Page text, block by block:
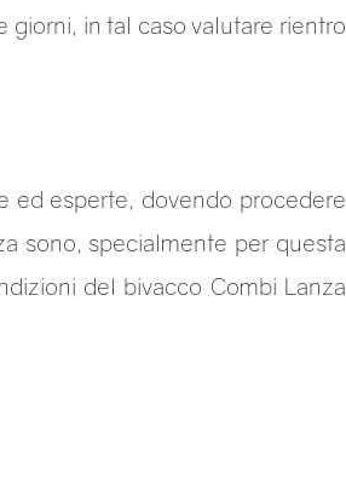
in tal caso valutare rientro
ed esperte, dovendo procedere
sono, specialmente per questa
del bivacco Combi Lanza